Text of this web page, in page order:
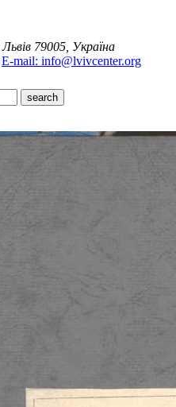
Львів 79005, Україна
E-mail: info@lvivcenter.org
search